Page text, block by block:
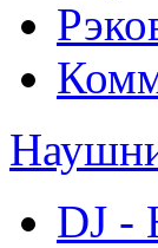
DJ -